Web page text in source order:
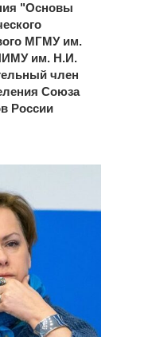
"Основы
МГМУ им.
им. Н.И.
член
Союза
России